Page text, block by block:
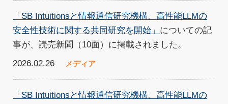
「SB Intuitionsと情報通信研究機構、高性能LLMの
安全性技術に関する共同研究を開始」 についての記
事が、読売新聞（10面）に掲載されました。
2026.02.26
メディア
「SB Intuitionsと情報通信研究機構、高性能LLMの